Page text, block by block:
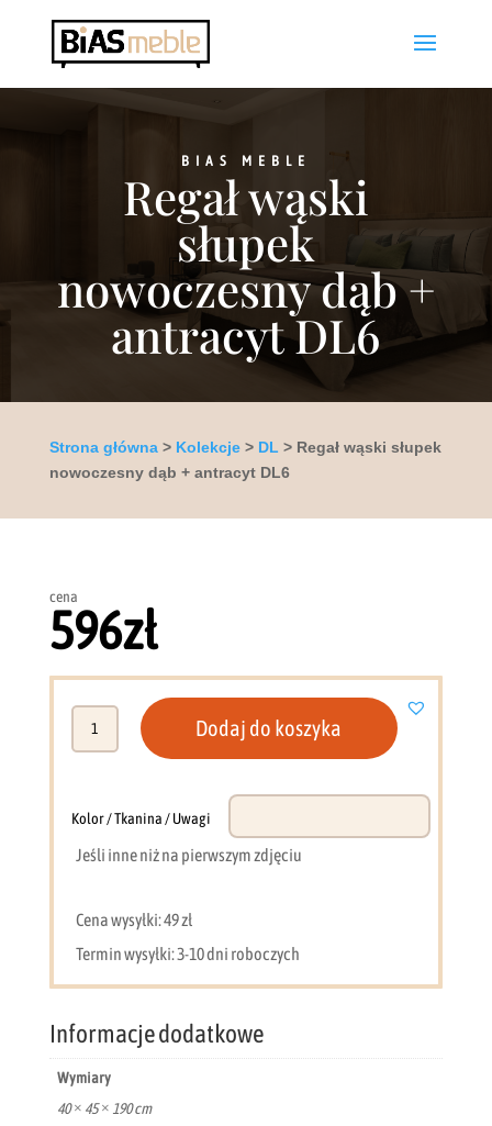
BIAS MEBLE
Regał wąski
słupek
nowoczesny dąb +
antracyt DL6
Strona główna> Kolekcje> DL > Regał wąski słupek
nowoczesny dąb + antracyt DL6
cena
596zł
nowoczesny
+
DL6
Dodaj do koszyka
Kolor / Tkanina / Uwagi
Jeśli inne niż na pierwszym zdjęciu
Cena wysyłki: 49 zł
Termin wysyłki: 3-10 dni roboczych
Informacje dodatkowe
Wymiary
40 × 45 × 190 cm